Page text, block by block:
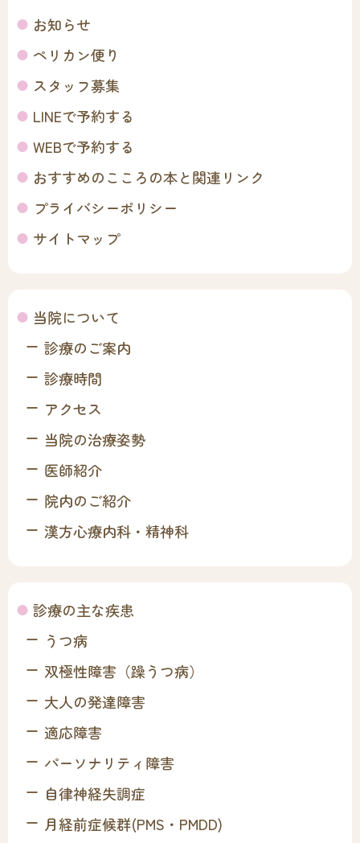
お知らせ
ペリカン便り
スタッフ募集
LINEで予約する
WEBで予約する
おすすめのこころの本と関連リンク
プライバシーポリシー
サイトマップ
当院について
診療のご案内
診療時間
アクセス
当院の治療姿勢
医師紹介
院内のご紹介
漢方心療内科・精神科
診療の主な疾患
うつ病
双極性障害（躁うつ病）
大人の発達障害
適応障害
パーソナリティ障害
自律神経失調症
月経前症候群(PMS・PMDD)